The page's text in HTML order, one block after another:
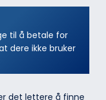
til å betale for
dere ikke bruker
det lettere å finne